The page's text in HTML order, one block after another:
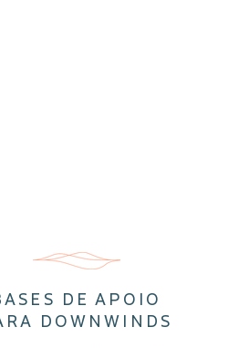
DE APOIO
DOWNWINDS